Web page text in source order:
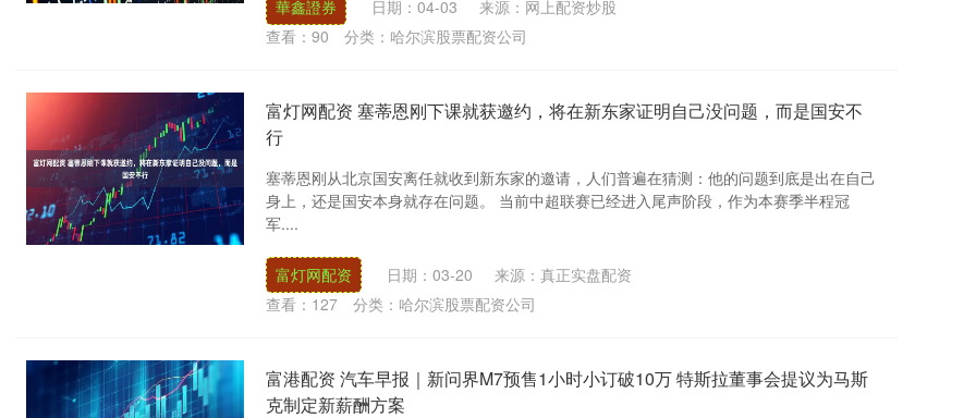
華鑫證券 日期：04-03
来源：网上配资炒股
查看： 90 分类： 哈尔滨股票配资公司
富灯网配资 塞蒂恩刚下课就获邀约，将在新东家证明自己没问题，而是国安不
行
塞蒂恩刚从北京国安离任就收到新东家的邀请，人们普遍在猜测：他的问题到底是出在自己
身上，还是国安本身就存在问题。 当前中超联赛已经进入尾声阶段，作为本赛季半程冠
军....
富灯网配资 日期：03-20
来源：真正实盘配资
查看： 127 分类： 哈尔滨股票配资公司
富港配资 汽车早报｜新问界M7预售1小时小订破10万 特斯拉董事会提议为马斯
克制定新薪酬方案